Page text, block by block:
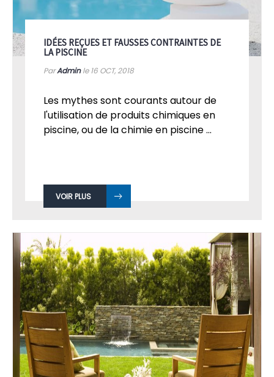
IDÉES REÇUES ET FAUSSES CONTRAINTES DE
LA PISCINE
ParAdminle 16 OCT, 2018
Les mythes sont courants autour de
l'utilisation de produits chimiques en
piscine, ou de la chimie en piscine ...
VOIR PLUS